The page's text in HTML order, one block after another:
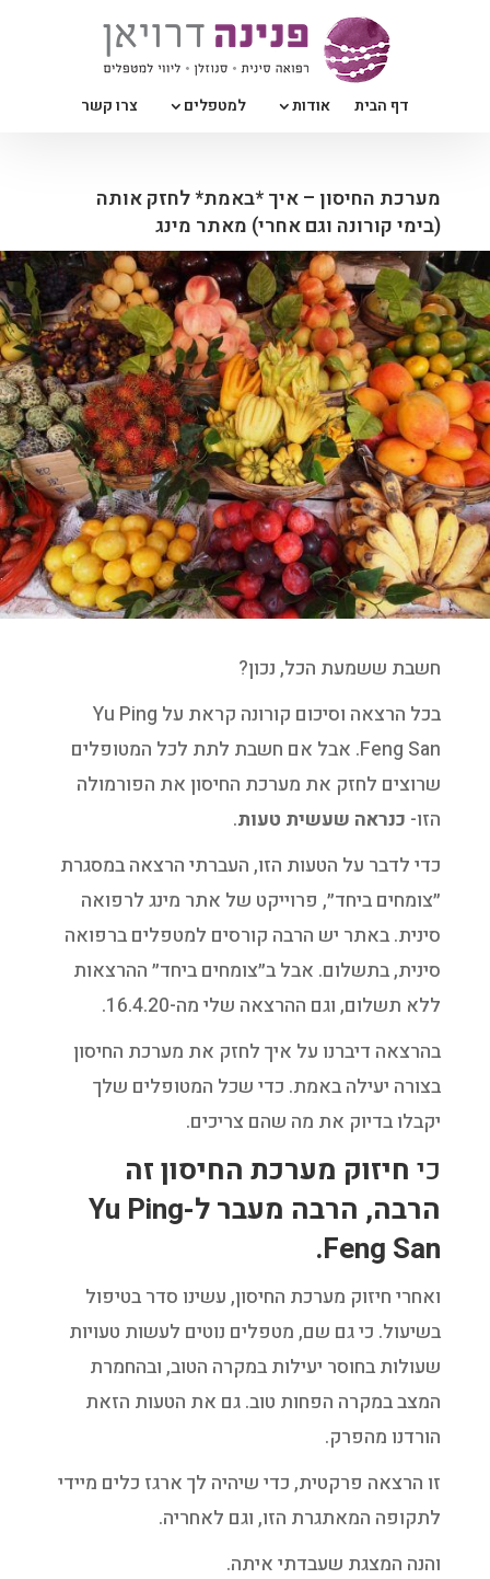
דף הבית אודות למטפלים צרו קשר
מערכת החיסון – איך *באמת* לחזק אותה
(בימי קורונה וגם אחרי) מאתר מינג
חשבת ששמעת הכל, נכון?
בכל הרצאה וסיכום קורונה קראת על Yu Ping
Feng San. אבל אם חשבת לתת לכל המטופלים
שרוצים לחזק את מערכת החיסון את הפורמולה
הזו- כנראה שעשית טעות.
כדי לדבר על הטעות הזו, העברתי הרצאה במסגרת
״צומחים ביחד״, פרוייקט של אתר מינג לרפואה
סינית. באתר יש הרבה קורסים למטפלים ברפואה
סינית, בתשלום. אבל ב״צומחים ביחד״ ההרצאות
ללא תשלום, וגם ההרצאה שלי מה-16.4.20.
בהרצאה דיברנו על איך לחזק את מערכת החיסון
בצורה יעילה באמת. כדי שכל המטופלים שלך
יקבלו בדיוק את מה שהם צריכים.
כי חיזוק מערכת החיסון זה
הרבה, הרבה מעבר ל-Yu Ping
Feng San.
ואחרי חיזוק מערכת החיסון, עשינו סדר בטיפול
בשיעול. כי גם שם, מטפלים נוטים לעשות טעויות
שעולות בחוסר יעילות במקרה הטוב, ובהחמרת
המצב במקרה הפחות טוב. גם את הטעות הזאת
הורדנו מהפרק.
זו הרצאה פרקטית, כדי שיהיה לך ארגז כלים מיידי
לתקופה המאתגרת הזו, וגם לאחריה.
והנה המצגת שעבדתי איתה.